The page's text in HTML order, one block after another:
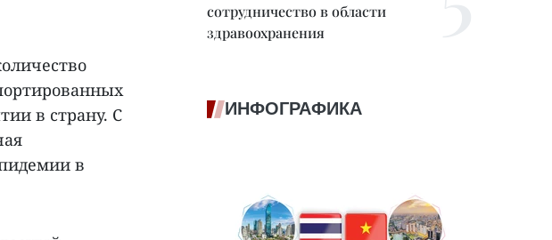
в страну. С
в
сотрудничество в области
здравоохранения
ИНФОГРАФИКА